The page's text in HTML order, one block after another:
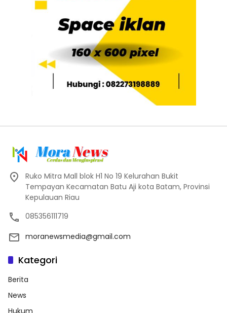
Ruko Mitra Mall blok H1 No 19 Kelurahan Bukit
Tempayan Kecamatan Batu Aji kota Batam, Provinsi
Kepulauan Riau
085356111719
moranewsmedia@gmail.com
Kategori
Berita
News
Hukum